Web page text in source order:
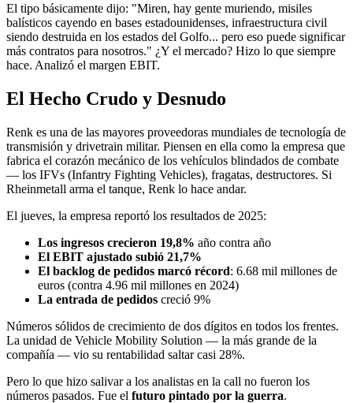
El tipo básicamente dijo: "Miren, hay gente muriendo, misiles
balísticos cayendo en bases estadounidenses, infraestructura civil
siendo destruida en los estados del Golfo... pero eso puede significar
más contratos para nosotros." ¿Y el mercado? Hizo lo que siempre
hace. Analizó el margen EBIT.
El Hecho Crudo y Desnudo
Renk es una de las mayores proveedoras mundiales de tecnología de
transmisión y drivetrain militar. Piensen en ella como la empresa que
fabrica el corazón mecánico de los vehículos blindados de combate
— los IFVs (Infantry Fighting Vehicles), fragatas, destructores. Si
Rheinmetall arma el tanque, Renk lo hace andar.
El jueves, la empresa reportó los resultados de 2025:
Los ingresos crecieron 19,8% año contra año
El EBIT ajustado subió 21,7%
El backlog de pedidos marcó récord: 6.68 mil millones de
euros (contra 4.96 mil millones en 2024)
La entrada de pedidos creció 9%
Números sólidos de crecimiento de dos dígitos en todos los frentes.
La unidad de Vehicle Mobility Solution — la más grande de la
compañía — vio su rentabilidad saltar casi 28%.
Pero lo que hizo salivar a los analistas en la call no fueron los
números pasados. Fue el futuro pintado por la guerra.